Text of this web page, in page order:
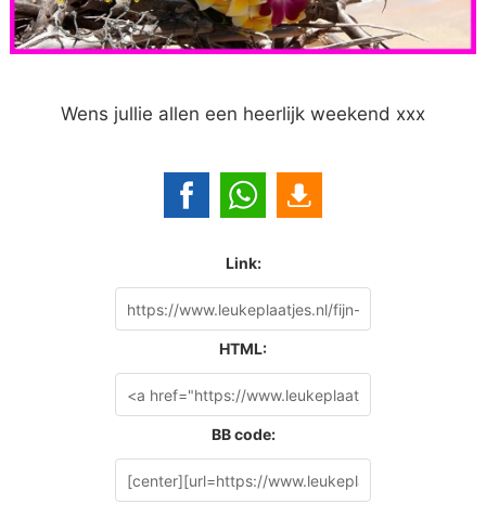
Wens jullie allen een heerlijk weekend xxx
Link:
HTML:
BB code: